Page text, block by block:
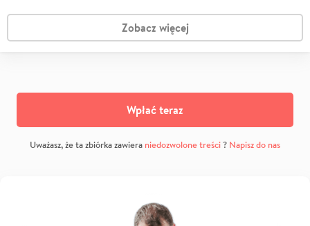
Zobacz więcej
Wpłać teraz
Uważasz, że ta zbiórka zawiera niedozwolone treści? Napisz do nas